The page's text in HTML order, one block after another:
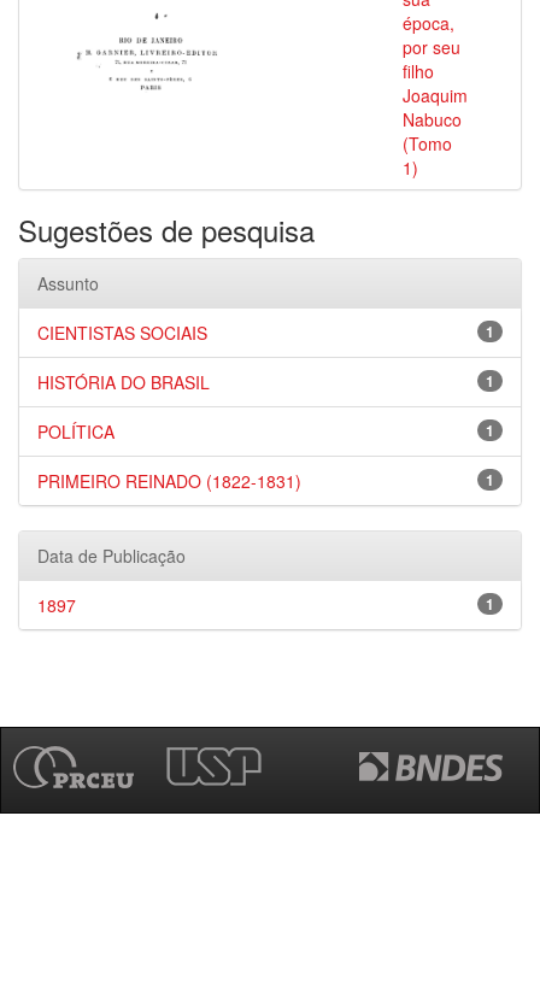
época,
por seu
filho
Joaquim
Nabuco
(Tomo
1)
Sugestões de pesquisa
Assunto
1
CIENTISTAS SOCIAIS
1
HISTÓRIA DO BRASIL
1
POLÍTICA
1
PRIMEIRO REINADO (1822-1831)
Data de Publicação
1
1897